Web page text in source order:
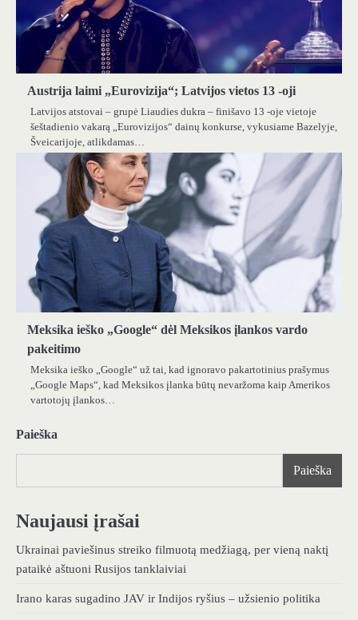
Austrija laimi „Eurovizija“; Latvijos vietos 13 -oji
Latvijos atstovai – grupė Liaudies dukra – finišavo 13 -oje vietoje
šeštadienio vakarą „Eurovizijos“ dainų konkurse, vykusiame Bazelyje,
Šveicarijoje, atlikdamas…
Meksika ieško „Google“ dėl Meksikos įlankos vardo
pakeitimo
Meksika ieško „Google“ už tai, kad ignoravo pakartotinius prašymus
„Google Maps“, kad Meksikos įlanka būtų nevaržoma kaip Amerikos
vartotojų įlankos…
Paieška
Paieška
Naujausi įrašai
Ukrainai paviešinus streiko filmuotą medžiagą, per vieną naktį
pataikė aštuoni Rusijos tanklaiviai
Irano karas sugadino JAV ir Indijos ryšius – užsienio politika